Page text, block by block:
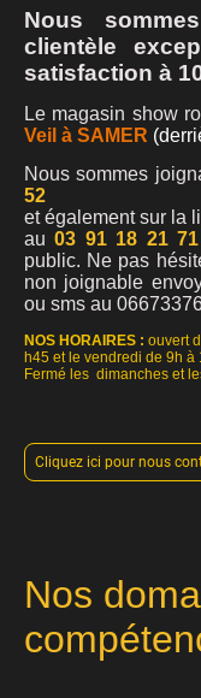
Nous
clientèle
satisfaction à
Le magasin show
Veil à SAMER
Nous sommes
52
et également sur la
au03 91 18 21 71
public. Ne pas
non joignable
ou sms au
NOS HORAIRES :ouvert
h45 et le vendredi de 9h à
Fermé les dimanches et
Cliquez ici pour nous
Nos